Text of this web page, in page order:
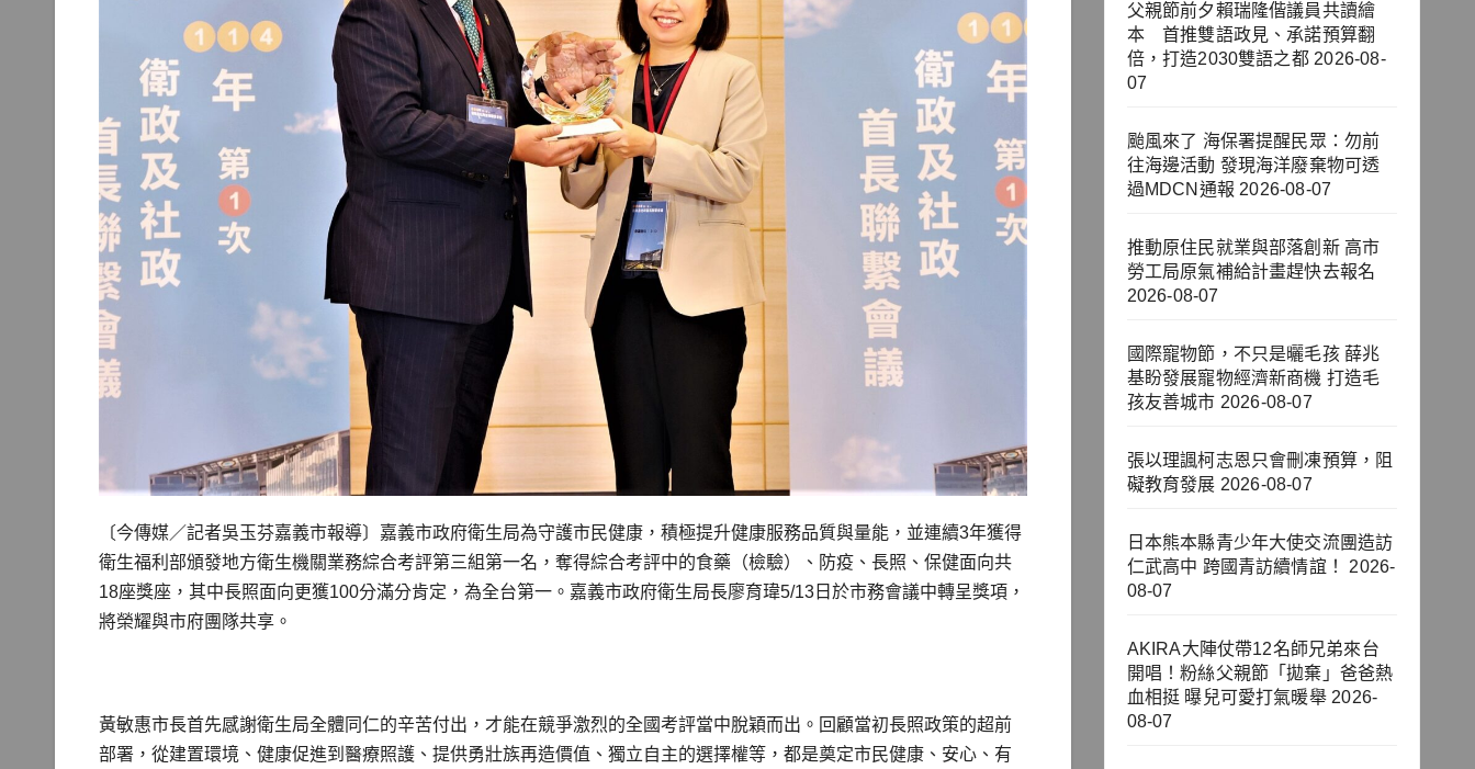
〔今傳媒／記者吳玉芬嘉義市報導〕嘉義市政府衛生局為守護市民健康，積極提升健康服務品質與量能，並連續3年獲得
衛生福利部頒發地方衛生機關業務綜合考評第三組第一名，奪得綜合考評中的食藥（檢驗）、防疫、長照、保健面向共
18座獎座，其中長照面向更獲100分滿分肯定，為全台第一。嘉義市政府衛生局長廖育瑋5/13日於市務會議中轉呈獎項，
將榮耀與市府團隊共享。
黃敏惠市長首先感謝衛生局全體同仁的辛苦付出，才能在競爭激烈的全國考評當中脫穎而出。回顧當初長照政策的超前
部署，從建置環境、健康促進到醫療照護、提供勇壯族再造價值、獨立自主的選擇權等，都是奠定市民健康、安心、有
父親節前夕賴瑞隆偕議員共讀繪
本 首推雙語政見、承諾預算翻
倍，打造2030雙語之都 2026-08-
07
颱風來了 海保署提醒民眾：勿前
往海邊活動 發現海洋廢棄物可透
過MDCN通報 2026-08-07
推動原住民就業與部落創新 高市
勞工局原氣補給計畫趕快去報名
2026-08-07
國際寵物節，不只是曬毛孩 薛兆
基盼發展寵物經濟新商機 打造毛
孩友善城市 2026-08-07
張以理諷柯志恩只會刪凍預算，阻
礙教育發展 2026-08-07
日本熊本縣青少年大使交流團造訪
仁武高中 跨國青訪續情誼！
2026-
08-07
AKIRA大陣仗帶12名師兄弟來台
開唱！粉絲父親節「拋棄」爸爸熱
血相挺 曝兒可愛打氣暖舉 2026-
08-07